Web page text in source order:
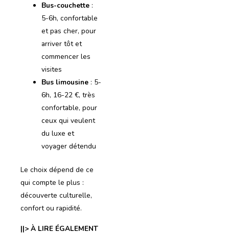
Bus-couchette :
5-6h, confortable
et pas cher, pour
arriver tôt et
commencer les
visites
Bus limousine : 5-
6h, 16-22 €, très
confortable, pour
ceux qui veulent
du luxe et
voyager détendu
Le choix dépend de ce
qui compte le plus :
découverte culturelle,
confort ou rapidité.
||> À LIRE ÉGALEMENT